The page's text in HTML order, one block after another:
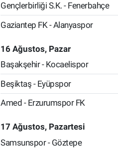
Gençlerbirliği S.K. - Fenerbahçe
Gaziantep FK - Alanyaspor
16 Ağustos, Pazar
Başakşehir - Kocaelispor
Beşiktaş - Eyüpspor
Amed - Erzurumspor FK
17 Ağustos, Pazartesi
Samsunspor - Göztepe